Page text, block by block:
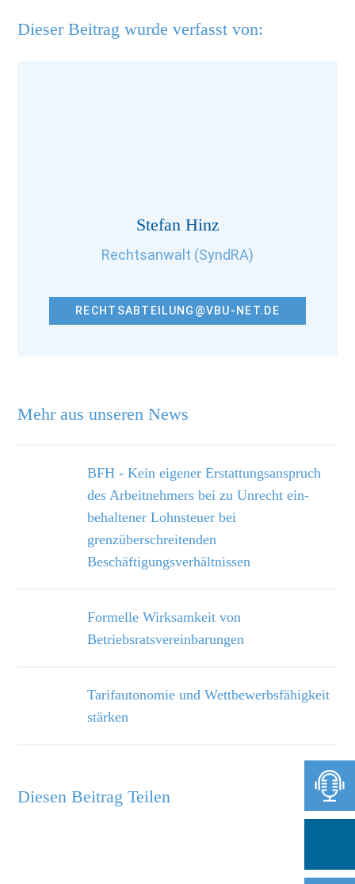
Mehr aus unseren News
BFH - Kein eigener Erstattungsanspruch
des Arbeitnehmers bei zu Unrecht ein­
behaltener Lohnsteuer bei
grenzüberschreitenden
Beschäftigungsverhältnissen
Formelle Wirksamkeit von
Betriebsratsvereinbarungen
Tarifautonomie und Wettbewerbsfähigkeit
stärken
Dieser Beitrag wurde verfasst von:
Stefan Hinz
Rechtsanwalt (SyndRA)
RECHTSABTEILUNG@VBU-NET.DE
Diesen Beitrag Teilen